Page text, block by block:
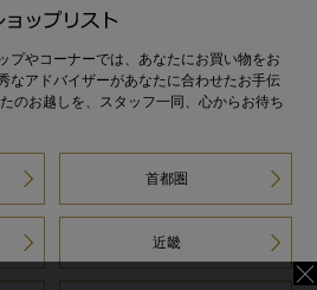
プやコーナーでは、あなたにお買い物をお
なアドバイザーがあなたに合わせたお手伝
のお越しを、スタッフ一同、心からお待ち
首都圏
近畿